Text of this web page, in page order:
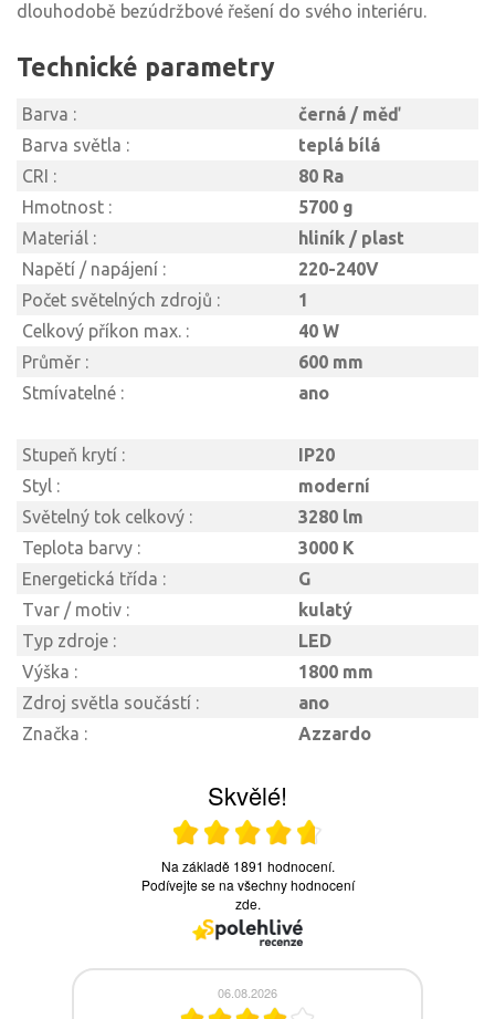
dlouhodobě bezúdržbové řešení do svého interiéru.
Technické parametry
Barva :
černá / měď
Barva světla :
teplá bílá
CRI :
80 Ra
Hmotnost :
5700 g
Materiál :
hliník / plast
Napětí / napájení :
220-240V
Počet světelných zdrojů :
1
Celkový příkon max. :
40 W
Průměr :
600 mm
Stmívatelné :
ano
Stupeň krytí :
IP20
Styl :
moderní
Světelný tok celkový :
3280 lm
Teplota barvy :
3000 K
Energetická třída :
G
Tvar / motiv :
kulatý
Typ zdroje :
LED
Výška :
1800 mm
Zdroj světla součástí :
ano
Značka :
Azzardo